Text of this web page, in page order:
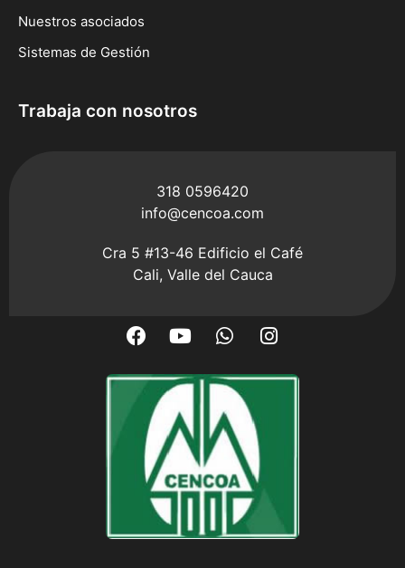
Nuestros asociados
Sistemas de Gestión
Trabaja con nosotros
318 0596420
info@cencoa.com
Cra 5 #13-46 Edificio el Café
Cali, Valle del Cauca